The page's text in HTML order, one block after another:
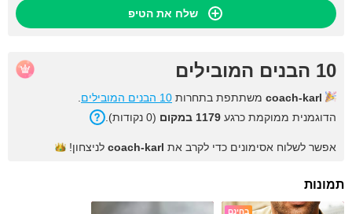
שלח את הטיפ
10 הבנים המובילים
coach-karl משתתפת בתחרות 10 הבנים המובילים
הדוגמנית ממוקמת כרגע 1179 במקום (0 נקודות).
אפשר לשלוח אסימונים כדי לקרב את coach-karl לניצחון!
תמונות
בחינם